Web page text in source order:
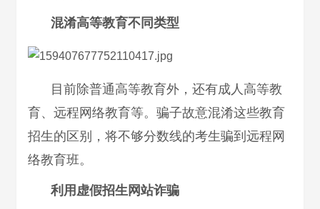
混淆高等教育不同类型
目前除普通高等教育外，还有成人高等教
育、远程网络教育等。骗子故意混淆这些教育
招生的区别，将不够分数线的考生骗到远程网
络教育班。
利用虚假招生网站诈骗